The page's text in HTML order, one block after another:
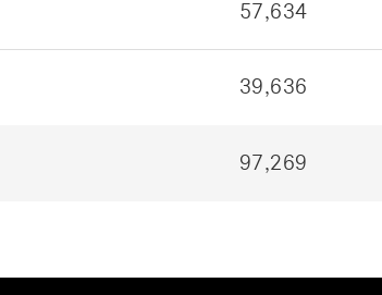
57,634
39,636
97,269